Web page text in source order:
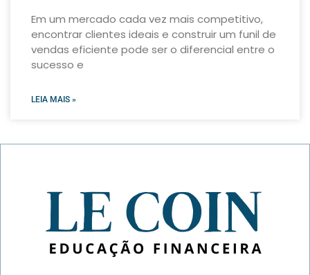
Em um mercado cada vez mais competitivo,
encontrar clientes ideais e construir um funil de
vendas eficiente pode ser o diferencial entre o
sucesso e
LEIA MAIS »